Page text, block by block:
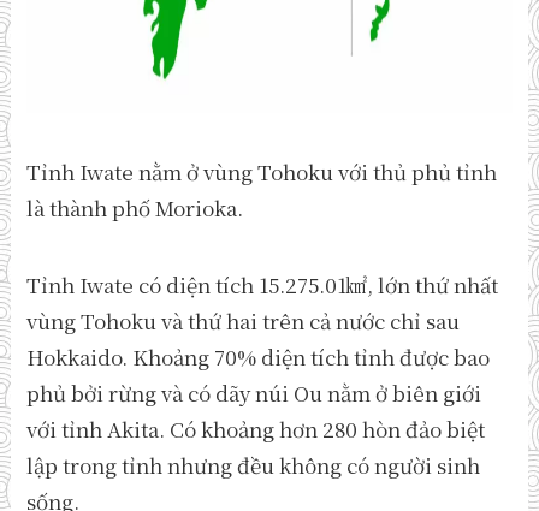
Tỉnh Iwate nằm ở vùng Tohoku với thủ phủ tỉnh
là thành phố Morioka.
Tỉnh Iwate có diện tích 15.275.01㎢, lớn thứ nhất
vùng Tohoku và thứ hai trên cả nước chỉ sau
Hokkaido. Khoảng 70% diện tích tỉnh được bao
phủ bởi rừng và có dãy núi Ou nằm ở biên giới
với tỉnh Akita. Có khoảng hơn 280 hòn đảo biệt
lập trong tỉnh nhưng đều không có người sinh
sống.